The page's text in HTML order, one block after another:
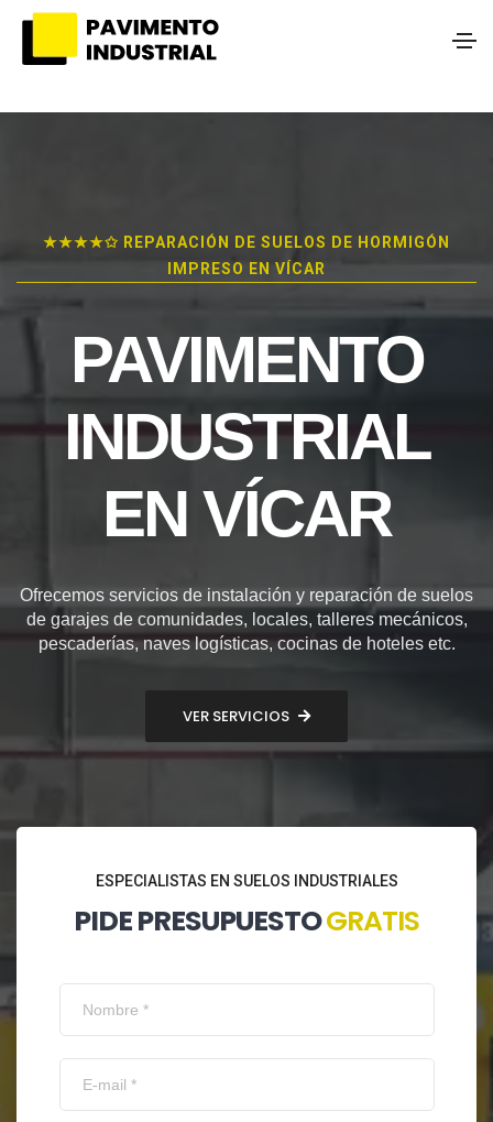
★★★★✩ REPARACIÓN DE SUELOS DE HORMIGÓN
IMPRESO EN VÍCAR
PAVIMENTO
INDUSTRIAL
EN VÍCAR
Ofrecemos servicios de instalación y reparación de suelos
de garajes de comunidades, locales, talleres mecánicos,
pescaderías, naves logísticas, cocinas de hoteles etc.
VER SERVICIOS
ESPECIALISTAS EN SUELOS INDUSTRIALES
PIDE PRESUPUESTOGRATIS